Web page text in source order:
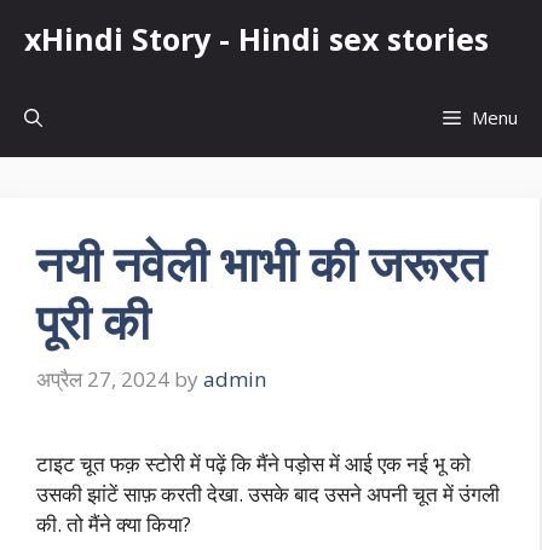
xHindi Story - Hindi sex stories
Menu
नयी नवेली भाभी की जरूरत
पूरी की
अप्रैल 27, 2024 by admin
टाइट चूत फक़ स्टोरी में पढ़ें कि मैंने पड़ोस में आई एक नई भू को
उसकी झांटें साफ़ करती देखा. उसके बाद उसने अपनी चूत में उंगली
की. तो मैंने क्या किया?